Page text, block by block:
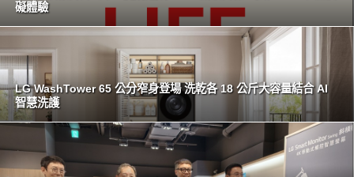
礙體驗
LG WashTower 65 公分窄身登場 洗乾各 18 公斤大容量結合 AI
智慧洗護